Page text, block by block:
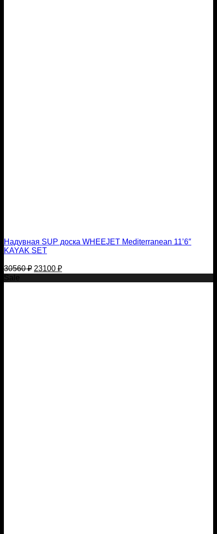
Надувная SUP доска WHEEJET Mediterranean 11’6″
KAYAK SET
30560₽ Первоначальная
цена
составляла
23100 ₽Текущая
цена:
Sale